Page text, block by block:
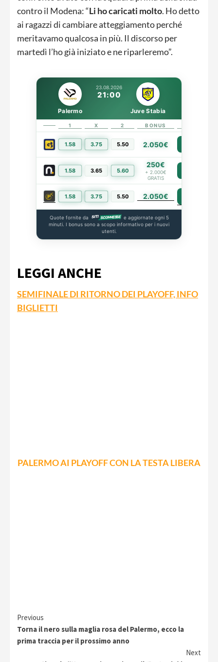
contro il Modena: “Li ho caricati molto. Ho detto
ai ragazzi di cambiare atteggiamento perché
meritavamo qualcosa in più. Il discorso per
martedì l’ho già iniziato e ne riparleremo”.
23.08.2026
21:00
Palermo Juve Stabia
1 X 2 BONUS
1.58 3.75 5.50 2.050€
1.58 3.65 5.60
250€
+ 2.000€
GRATIS
1.58 3.75 5.50 2.050€
Quote fornite da
e aggiornate ogni 5
minuti. I bonus sono a scopo informativo per i nuovi
utenti.
LEGGI ANCHE
SEMIFINALE DI RITORNO DEI PLAYOFF, INFO
BIGLIETTI
PALERMO AI PLAYOFF CON LA TESTA LIBERA
Continue
Reading
Previous
Torna il nero sulla maglia rosa del Palermo, ecco la
prima traccia per il prossimo anno
Next